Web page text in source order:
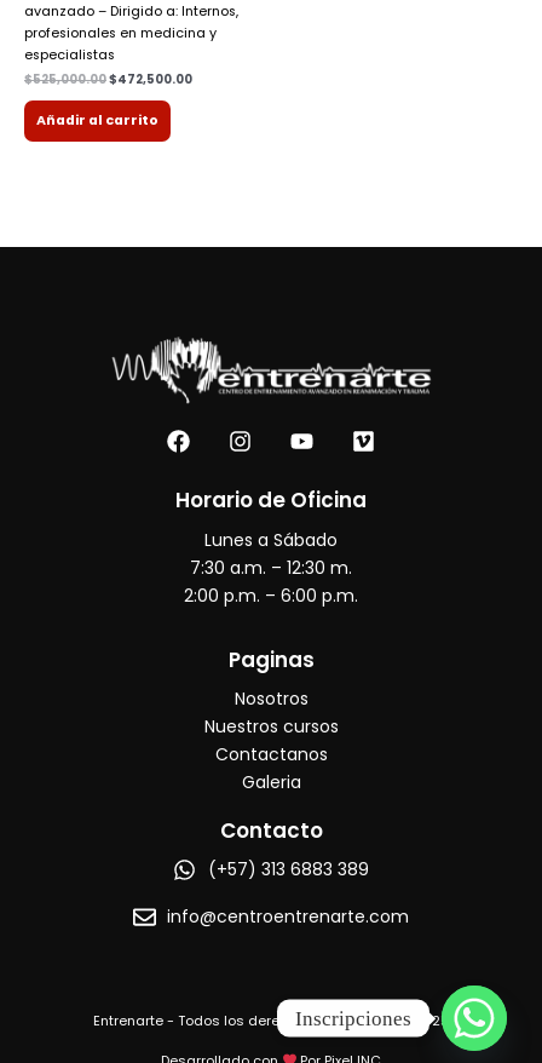
avanzado – Dirigido a: Internos,
profesionales en medicina y
especialistas
$525,000.00$472,500.00
Añadir al carrito
F
a
e
o
k
I
n
t
g
r
a
Y
o
t
b
e
V
i
e
Horario de Oficina
Lunes a Sábado
7:30 a.m. – 12:30 m.
2:00 p.m. – 6:00 p.m.
Paginas
Nosotros
Nuestros cursos
Contactanos
Galeria
Contacto
(+57) 313 6883 389
info@centroentrenarte.com
Entrenarte - Todos los derechos reservados © 2025
Inscripciones